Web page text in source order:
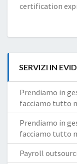
certification
SERVIZI IN
Prendiamo in
facciamo tutto
Prendiamo in
facciamo tutto
Payroll